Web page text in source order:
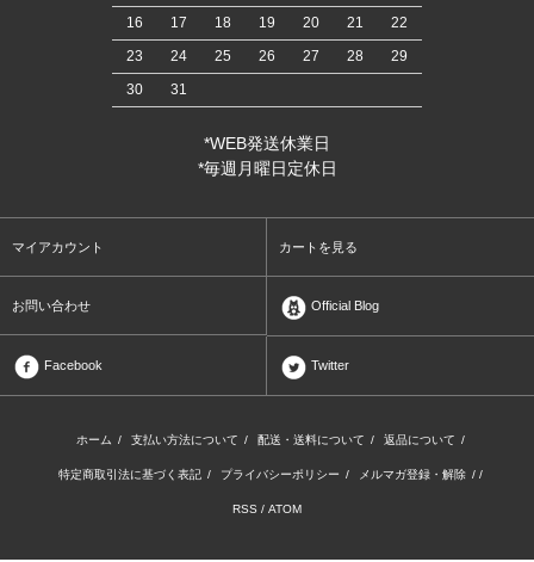
16
17 18 19 20 21
22
23
24 25 26 27 28
29
30
31
*WEB発送休業日
*毎週月曜日定休日
マイアカウント カートを見る
お問い合わせ Official Blog
Facebook Twitter
ホーム / 支払い方法について / 配送・送料について / 返品について /
特定商取引法に基づく表記 / プライバシーポリシー / メルマガ登録・解除 / /
RSS / ATOM